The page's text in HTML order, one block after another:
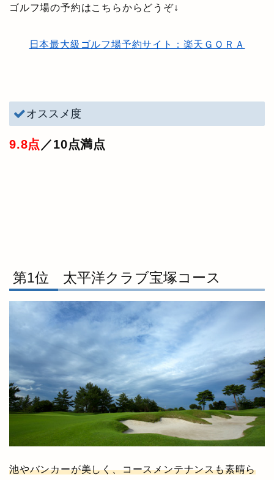
ゴルフ場の予約はこちらからどうぞ↓
日本最大級ゴルフ場予約サイト：楽天ＧＯＲＡ
オススメ度
9.8点 ／10点満点
第1位 太平洋クラブ宝塚コース
池やバンカーが美しく、コースメンテナンスも素晴ら